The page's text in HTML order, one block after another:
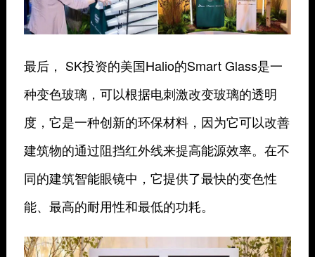
最后， SK投资的美国Halio的Smart Glass是一
种变色玻璃，可以根据电刺激改变玻璃的透明
度，它是一种创新的环保材料，因为它可以改善
建筑物的通过阻挡红外线来提高能源效率。在不
同的建筑智能眼镜中，它提供了最快的变色性
能、最高的耐用性和最低的功耗。